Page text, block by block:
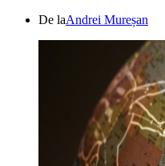
De laAndrei Mureșan